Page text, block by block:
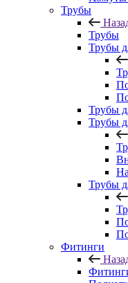
Трубы
Трубы
Трубы
Трубы
Трубы
Трубы
Фитинги